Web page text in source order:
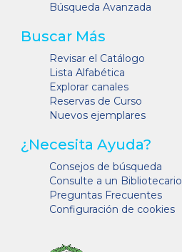
Búsqueda Avanzada
Buscar Más
Revisar el Catálogo
Lista Alfabética
Explorar canales
Reservas de Curso
Nuevos ejemplares
¿Necesita Ayuda?
Consejos de búsqueda
Consulte a un Bibliotecario
Preguntas Frecuentes
Configuración de cookies